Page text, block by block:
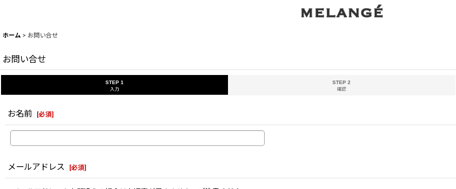
ホーム > お問い合せ
お問い合せ
STEP 1
入力
STEP 2
確認
お名前 [必須]
メールアドレス [必須]